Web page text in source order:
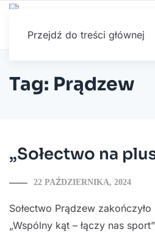
Przejdź do treści głównej
Tag: Prądzew
„Sołectwo na
22 PAŹDZIERNIKA, 2024
Sołectwo Prądzew
„Wspólny kąt – łączy nas